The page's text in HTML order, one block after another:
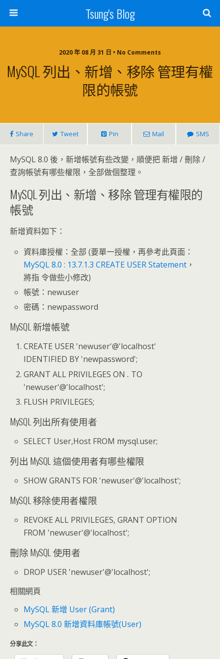
Tsung's Blog
2020 年 08 月 31 日 • No Comments
MySQL 列出、新增、移除 管理有權
限的帳號
Share Tweet Pin Mail SMS
MySQL 8.0 後，新增帳號有些改變，順便把 新增 / 刪除 /
查詢帳號有哪些權限，全部做個整理。
MySQL 列出、新增、移除 管理有權限的
帳號
新增資料如下：
資料庫授權：全部 (要單一授權，再參考此頁面：
MySQL 8.0 : 13.7.1.3 CREATE USER Statement ，
將指 令做些小修改)
帳號：newuser
密碼：newpassword
MySQL 新增帳號
CREATE USER 'newuser'@'localhost'
IDENTIFIED BY 'newpassword';
GRANT ALL PRIVILEGES ON. TO
'newuser'@'localhost';
FLUSH PRIVILEGES;
MySQL 列出所有使用者
SELECT User,Host FROM mysql.user;
列出 MySQL 這個使用者有哪些權限
SHOW GRANTS FOR 'newuser'@'localhost';
MySQL 移除使用者權限
REVOKE ALL PRIVILEGES, GRANT OPTION
FROM 'newuser'@'localhost';
刪除 MySQL 使用者
DROP USER 'newuser'@'localhost';
相關網頁
MySQL 新增 User (Grant)
MySQL 8.0 新增資料庫帳號(User)
分享此文：